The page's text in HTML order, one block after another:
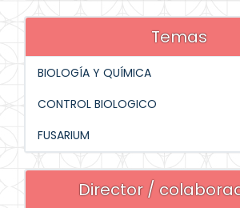
Temas
BIOLOGÍA Y QUÍMICA
CONTROL BIOLOGICO
FUSARIUM
Director /